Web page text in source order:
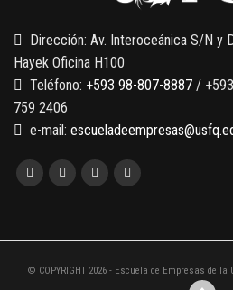
Finanzas para no financieros
Dirección: Av. Interoceánica S/N y
Hayek Oficina H100
Teléfono: +593 98-807-8887 /
759 2406
e-mail:
© COPYRIGHT 2026 - Escuela de Empresas de